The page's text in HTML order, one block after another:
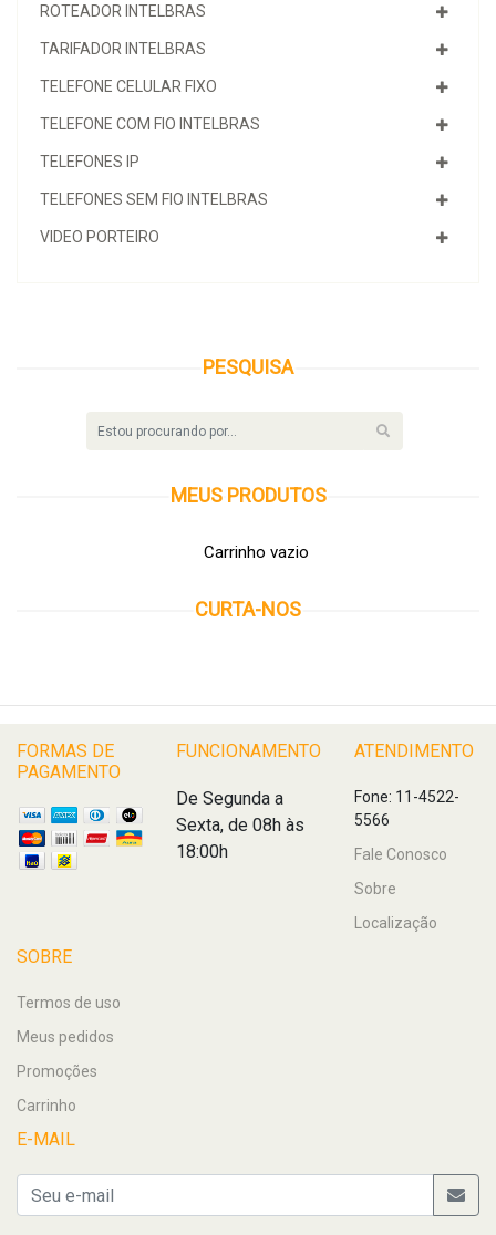
ROTEADOR INTELBRAS
TARIFADOR INTELBRAS
TELEFONE CELULAR FIXO
TELEFONE COM FIO INTELBRAS
TELEFONES IP
TELEFONES SEM FIO INTELBRAS
VIDEO PORTEIRO
PESQUISA
MEUS PRODUTOS
Carrinho vazio
CURTA-NOS
FORMAS DE
PAGAMENTO
FUNCIONAMENTO
De Segunda a
Sexta, de 08h às
18:00h
ATENDIMENTO
Fone: 11-4522-
5566
Fale Conosco
Sobre
Localização
SOBRE
Termos de uso
Meus pedidos
Promoções
Carrinho
E-MAIL